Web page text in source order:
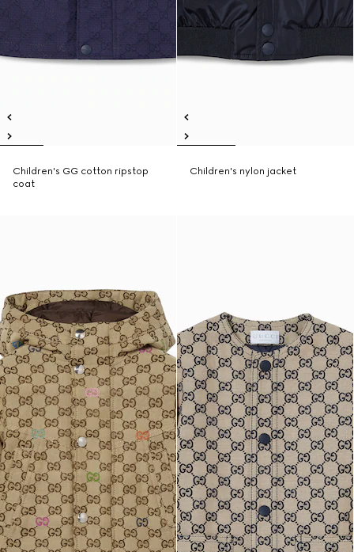
Children's GG cotton ripstop
coat
Children's nylon jacket